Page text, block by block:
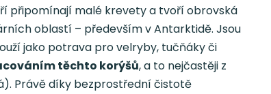
připomínají malé krevety a tvoří obrovská
oblastí – především v Antarktidě. Jsou
jako potrava pro velryby, tučňáky či
těchto korýšů, a to nejčastěji z
Právě díky bezprostřední čistotě